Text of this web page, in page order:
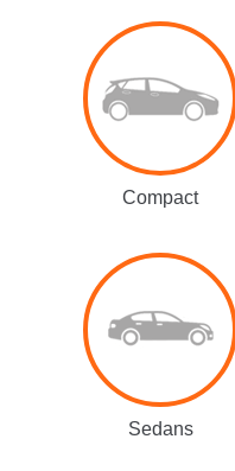
Compact
Sedans